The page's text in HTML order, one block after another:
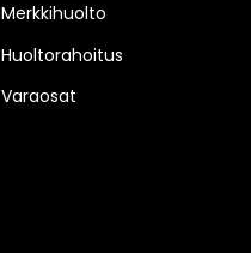
Merkkihuolto
Huoltorahoitus
Varaosat